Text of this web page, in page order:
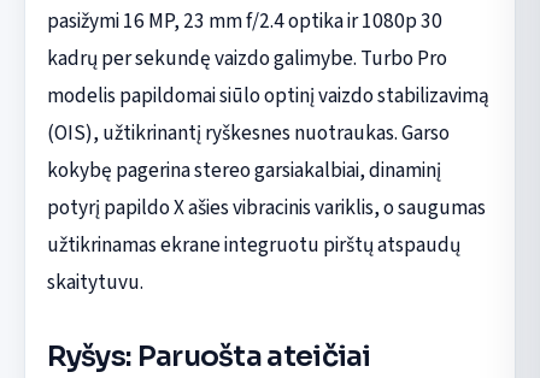
pasižymi 16 MP, 23 mm f/2.4 optika ir 1080p 30
kadrų per sekundę vaizdo galimybe. Turbo Pro
modelis papildomai siūlo optinį vaizdo stabilizavimą
(OIS), užtikrinantį ryškesnes nuotraukas. Garso
kokybę pagerina stereo garsiakalbiai, dinaminį
potyrį papildo X ašies vibracinis variklis, o saugumas
užtikrinamas ekrane integruotu pirštų atspaudų
skaitytuvu.
Ryšys: Paruošta ateičiai